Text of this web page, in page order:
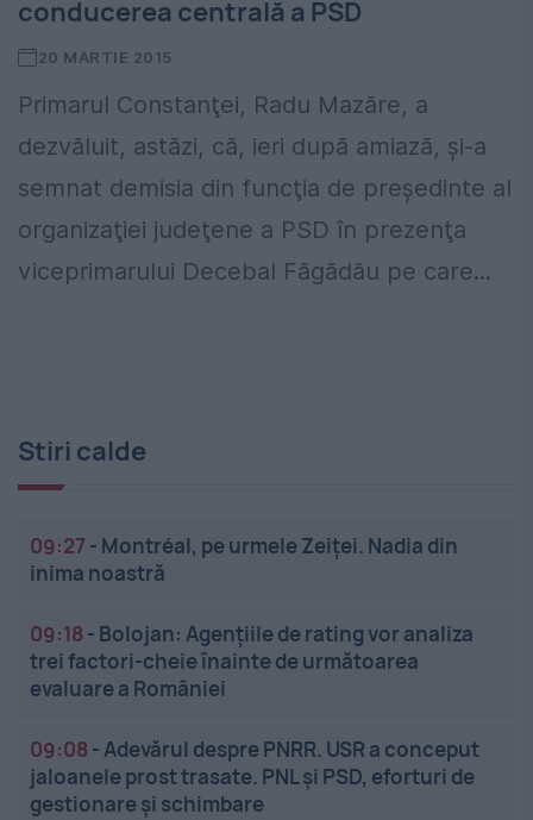
conducerea centrală a PSD
20 MARTIE 2015
Primarul Constanţei, Radu Mazăre, a
dezvăluit, astăzi, că, ieri după amiază, şi-a
semnat demisia din funcţia de preşedinte al
organizaţiei judeţene a PSD în prezenţa
viceprimarului Decebal Făgădău pe care...
Stiri calde
09:27 - Montréal, pe urmele Zeiței. Nadia din
inima noastră
09:18 - Bolojan: Agențiile de rating vor analiza
trei factori-cheie înainte de următoarea
evaluare a României
09:08 -Adevărul despre PNRR. USR a conceput
jaloanele prost trasate. PNL și PSD, eforturi de
gestionare și schimbare